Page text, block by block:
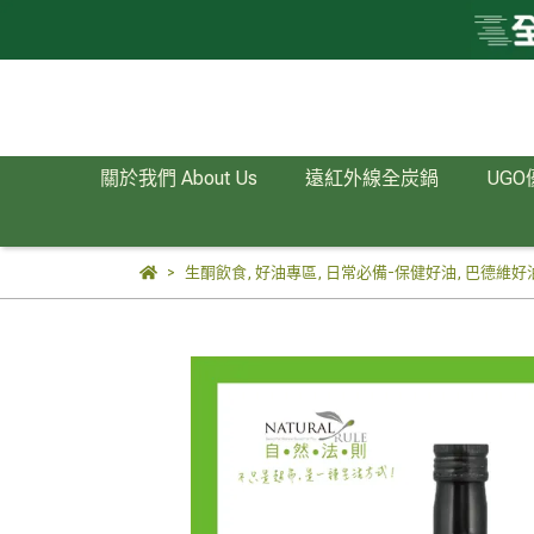
關於我們 About Us 遠紅外線全炭鍋 UGO
生酮飲食, 好油專區, 日常必備-保健好油, 巴德維好